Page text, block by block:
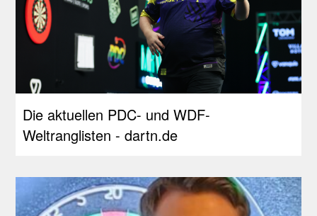
Die aktuellen PDC- und WDF-
Weltranglisten - dartn.de